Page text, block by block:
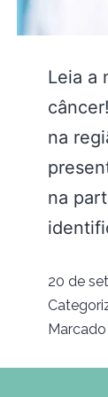
Leia a
na
na
20 de